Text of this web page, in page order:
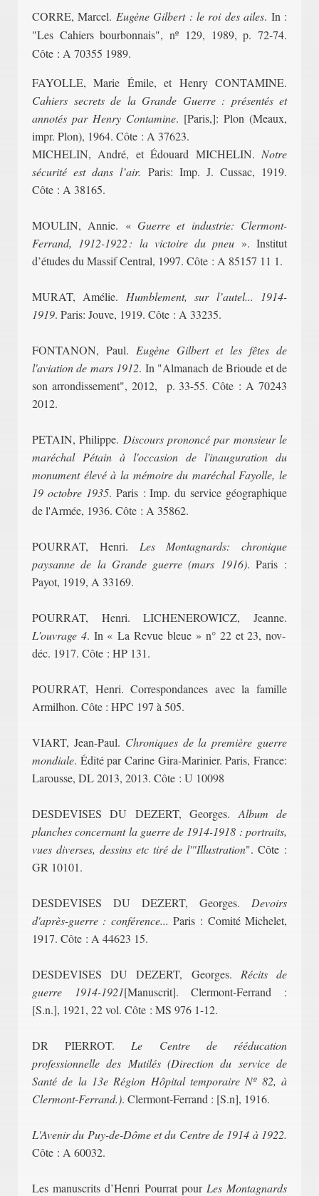
CORRE, Marcel. Eugène Gilbert : le roi des ailes. In :
"Les Cahiers bourbonnais", nº 129, 1989, p. 72-74.
Côte : A 70355 1989.
FAYOLLE, Marie Émile, et Henry CONTAMINE.
Cahiers secrets de la Grande Guerre : présentés et
annotés par Henry Contamine. [Paris,]: Plon (Meaux,
impr. Plon), 1964. Côte : A 37623.
MICHELIN, André, et Édouard MICHELIN. Notre
sécurité est dans l’air. Paris: Imp. J. Cussac, 1919.
Côte : A 38165.
MOULIN, Annie. «Guerre et industrie: Clermont-
Ferrand, 1912-1922 : la victoire du pneu ». Institut
d’études du Massif Central, 1997. Côte : A 85157 11 1.
MURAT, Amélie. Humblement, sur l’autel... 1914-
1919. Paris: Jouve, 1919. Côte : A 33235.
FONTANON, Paul. Eugène Gilbert et les fêtes de
l'aviation de mars 1912. In "Almanach de Brioude et de
son arrondissement", 2012, p. 33-55. Côte : A 70243
2012.
PETAIN, Philippe. Discours prononcé par monsieur le
maréchal Pétain à l'occasion de l'inauguration du
monument élevé à la mémoire du maréchal Fayolle, le
19 octobre 1935. Paris : Imp. du service géographique
de l'Armée, 1936. Côte : A 35862.
POURRAT, Henri. Les Montagnards: chronique
paysanne de la Grande guerre (mars 1916). Paris :
Payot, 1919, A 33169.
POURRAT, Henri. LICHENEROWICZ, Jeanne.
L’ouvrage 4. In « La Revue bleue » n° 22 et 23, nov-
déc. 1917. Côte : HP 131.
POURRAT, Henri. Correspondances avec la famille
Armilhon. Côte : HPC 197 à 505.
VIART, Jean-Paul. Chroniques de la première guerre
mondiale. Édité par Carine Gira-Marinier. Paris, France:
Larousse, DL 2013, 2013. Côte : U 10098
DESDEVISES DU DEZERT, Georges. Album de
planches concernant la guerre de 1914-1918 : portraits,
vues diverses, dessins etc tiré de l'"Illustration". Côte :
GR 10101.
DESDEVISES DU DEZERT, Georges. Devoirs
d'après-guerre : conférence... Paris : Comité Michelet,
1917. Côte : A 44623 15.
DESDEVISES DU DEZERT, Georges. Récits de
guerre 1914-1921[Manuscrit]. Clermont-Ferrand :
[S.n.], 1921, 22 vol. Côte : MS 976 1-12.
DR PIERROT. Le Centre de rééducation
professionnelle des Mutilés (Direction du service de
Santé de la 13e Région Hôpital temporaire Nº 82, à
Clermont-Ferrand.). Clermont-Ferrand : [S.n], 1916.
L'Avenir du Puy-de-Dôme et du Centre de 1914 à 1922.
Côte : A 60032.
Les manuscrits d’Henri Pourrat pour Les Montagnards